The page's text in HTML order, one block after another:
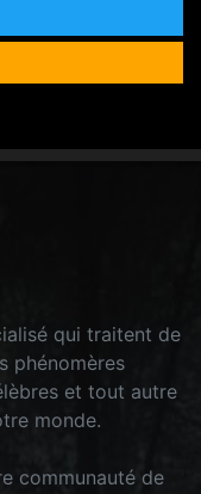
qui traitent de
phénomères
et tout autre
monde.
communauté de